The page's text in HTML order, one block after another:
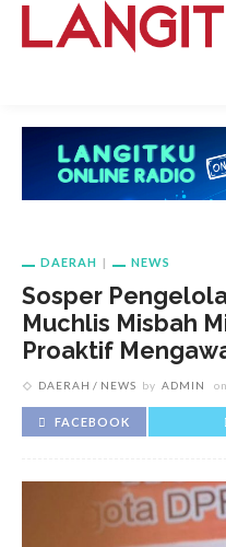
DAERAH NEWS
Sosper
Muchlis Misbah
Proaktif
DAERAH NEWS by ADMIN on
FACEBOOK